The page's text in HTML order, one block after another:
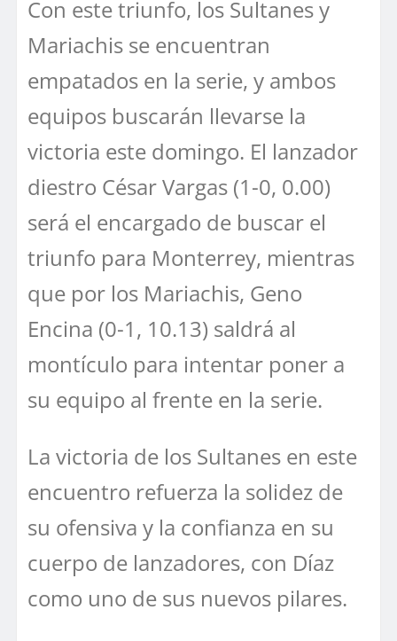
Con este triunfo, los Sultanes y
Mariachis se encuentran
empatados en la serie, y ambos
equipos buscarán llevarse la
victoria este domingo. El lanzador
diestro César Vargas (1-0, 0.00)
será el encargado de buscar el
triunfo para Monterrey, mientras
que por los Mariachis, Geno
Encina (0-1, 10.13) saldrá al
montículo para intentar poner a
su equipo al frente en la serie.
La victoria de los Sultanes en este
encuentro refuerza la solidez de
su ofensiva y la confianza en su
cuerpo de lanzadores, con Díaz
como uno de sus nuevos pilares.